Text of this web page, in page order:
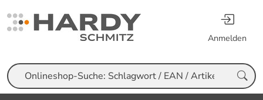
Anmelden
Suche